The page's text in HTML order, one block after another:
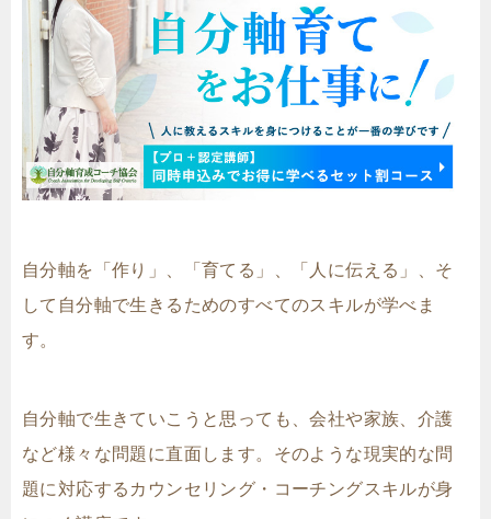
自分軸を「作り」、「育てる」、「人に伝える」、そ
して自分軸で生きるためのすべてのスキルが学べま
す。
自分軸で生きていこうと思っても、会社や家族、介護
など様々な問題に直面します。そのような現実的な問
題に対応するカウンセリング・コーチングスキルが身